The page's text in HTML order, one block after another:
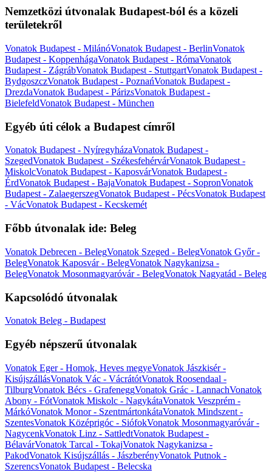
Nemzetközi útvonalak Budapest-ból és a közeli
területekről
Vonatok Budapest - MilánóVonatok Budapest - BerlinVonatok
Budapest - KoppenhágaVonatok Budapest - RómaVonatok
Budapest - ZágrábVonatok Budapest - StuttgartVonatok Budapest -
BydgoszczVonatok Budapest - PoznańVonatok Budapest -
DrezdaVonatok Budapest - PárizsVonatok Budapest -
BielefeldVonatok Budapest - München
Egyéb úti célok a Budapest címről
Vonatok Budapest - NyíregyházaVonatok Budapest -
SzegedVonatok Budapest - SzékesfehérvárVonatok Budapest -
MiskolcVonatok Budapest - KaposvárVonatok Budapest -
ÉrdVonatok Budapest - BajaVonatok Budapest - SopronVonatok
Budapest - ZalaegerszegVonatok Budapest - PécsVonatok Budapest
- VácVonatok Budapest - Kecskemét
Főbb útvonalak ide: Beleg
Vonatok Debrecen - BelegVonatok Szeged - BelegVonatok Győr -
BelegVonatok Kaposvár - BelegVonatok Nagykanizsa -
BelegVonatok Mosonmagyaróvár - BelegVonatok Nagyatád - Beleg
Kapcsolódó útvonalak
Vonatok Beleg - Budapest
Egyéb népszerű útvonalak
Vonatok Eger - Homok, Heves megyeVonatok Jászkisér -
KisújszállásVonatok Vác - VácrátótVonatok Roosendaal -
TilburgVonatok Bécs - GrafeneggVonatok Grác - LannachVonatok
Abony - FótVonatok Miskolc - NagykátaVonatok Veszprém -
MárkóVonatok Monor - SzentmártonkátaVonatok Mindszent -
SzentesVonatok Középrigóc - SiófokVonatok Mosonmagyaróvár -
NagycenkVonatok Linz - SattledtVonatok Budapest -
BélavárVonatok Tarcal - TokajVonatok Nagykanizsa -
PakodVonatok Kisújszállás - JászberényVonatok Putnok -
SzerencsVonatok Budapest - Belecska